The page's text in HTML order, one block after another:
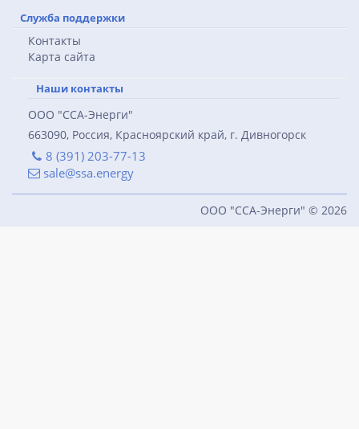
Служба поддержки
Контакты
Карта сайта
Наши контакты
ООО "ССА-Энерги"
663090, Россия, Красноярский край, г. Дивногорск
8 (391) 203-77-13
sale@ssa.energy
ООО "ССА-Энерги" © 2026